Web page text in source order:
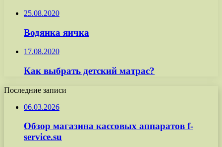
25.08.2020
Водянка яичка
17.08.2020
Как выбрать детский матрас?
Последние записи
06.03.2026
Обзор магазина кассовых аппаратов f-
service.su